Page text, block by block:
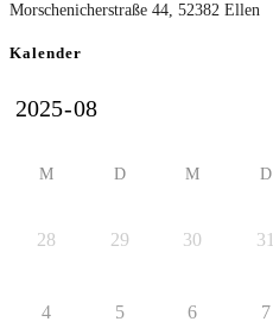
Morschenicherstraße 44, 52382 Ellen
Kalender
M D M D
28 29 30 31
4 5 6 7